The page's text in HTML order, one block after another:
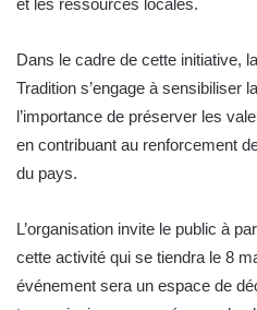
et les ressources locales.
Dans le cadre de cette initiative,
Tradition s’engage à sensibiliser
l’importance de préserver les
en contribuant au renforcement
du pays.
L’organisation invite le public à
cette activité qui se tiendra le 8
événement sera un espace de